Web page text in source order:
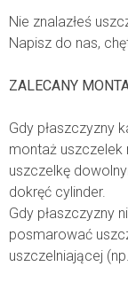
Nie znalazłeś
Napisz do nas,
ZALECANY
Gdy płaszczyzny
montaż uszczelek
uszczelkę
dokręć cylinder.
Gdy płaszczyzny
posmarować
uszczelniającej